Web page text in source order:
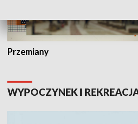
Przemiany
WYPOCZYNEK I